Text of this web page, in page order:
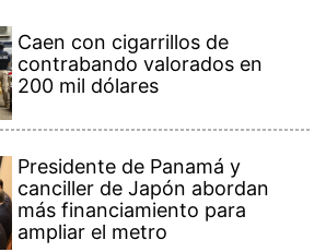
Caen con cigarrillos de
contrabando valorados en
200 mil dólares
Presidente de Panamá y
canciller de Japón abordan
más financiamiento para
ampliar el metro